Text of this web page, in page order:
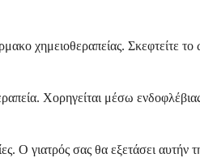
χημειοθεραπείας. Σκεφτείτε
Χορηγείται μέσω
Ο γιατρός σας θα εξετάσει αυτήν